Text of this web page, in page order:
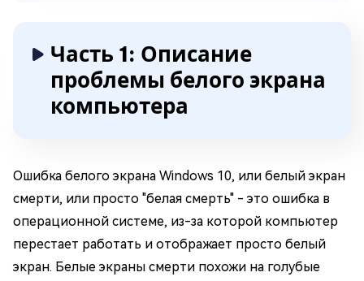
Часть 1: Описание
проблемы белого экрана
компьютера
Ошибка белого экрана Windows 10, или белый экран
смерти, или просто "белая смерть" - это ошибка в
операционной системе, из-за которой компьютер
перестает работать и отображает просто белый
экран. Белые экраны смерти похожи на голубые